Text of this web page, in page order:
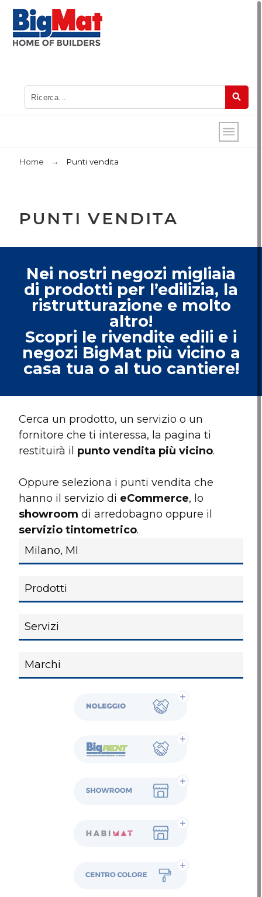
Home Punti vendita
PUNTI VENDITA
Nei nostri negozi migliaia
di prodotti per l’edilizia, la
ristrutturazione e molto
altro!
Scopri le rivendite edili e i
negozi BigMat più vicino a
casa tua o al tuo cantiere!
Cerca un prodotto, un servizio o un
fornitore che ti interessa, la pagina ti
restituirà il punto vendita più vicino.
Oppure seleziona i punti vendita che
hanno il servizio di eCommerce, lo
showroomdi arredobagno oppure il
servizio tintometrico.
BigRent